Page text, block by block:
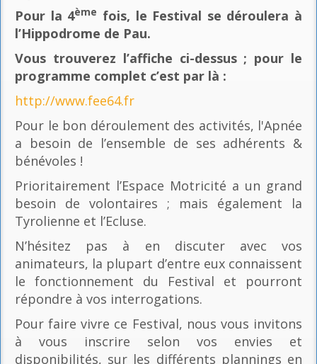
Pour la 4ème fois, le Festival se déroulera à
l’Hippodrome de Pau.
Vous trouverez l’affiche ci-dessus ; pour le
programme complet c’est par là :
http://www.fee64.fr
Pour le bon déroulement des activités, l'Apnée
a besoin de l’ensemble de ses adhérents &
bénévoles !
Prioritairement l’Espace Motricité a un grand
besoin de volontaires ; mais également la
Tyrolienne et l’Ecluse.
N’hésitez pas à en discuter avec vos
animateurs, la plupart d’entre eux connaissent
le fonctionnement du Festival et pourront
répondre à vos interrogations.
Pour faire vivre ce Festival, nous vous invitons
à vous inscrire selon vos envies et
disponibilités, sur les différents plannings en